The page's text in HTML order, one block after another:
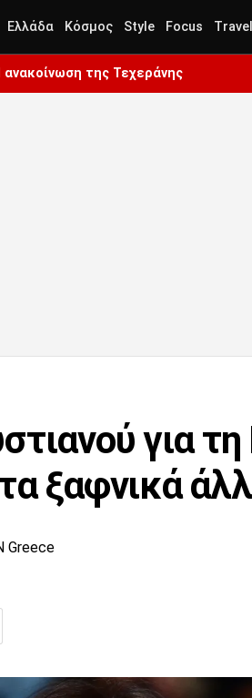
Ελλάδα Κόσμος Style Focus Travel
ανακοίνωση της Τεχεράνης
για
ξαφνικά
Greece